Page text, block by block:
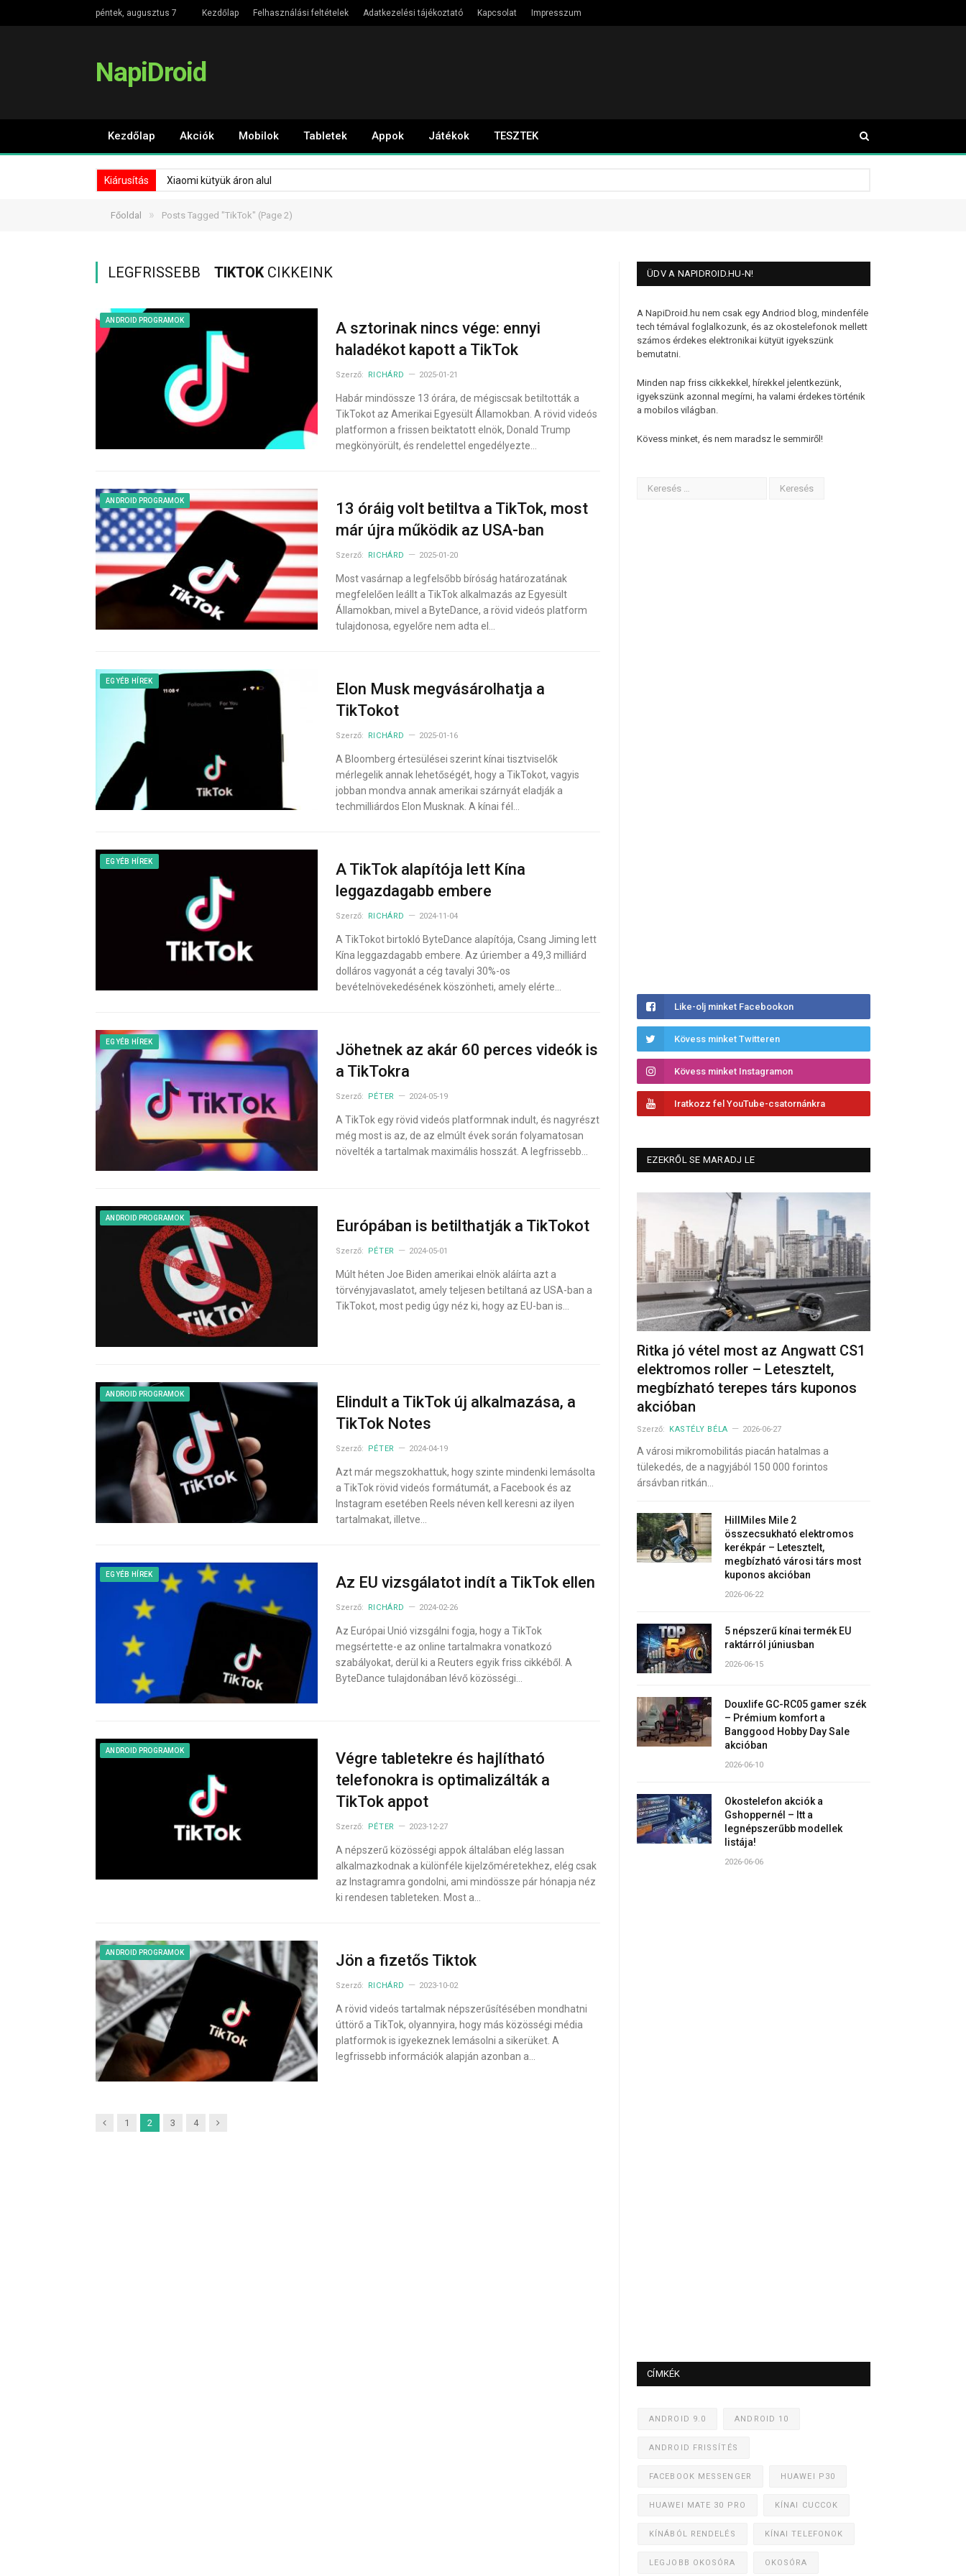
péntek, augusztus 7 Kezdőlap Felhasználási feltételek Adatkezelési tájékoztató Kapcsolat Impresszum
NapiDroid
Kezdőlap Akciók Mobilok Tabletek Appok Játékok TESZTEK
Kiárusítás Xiaomi kütyük áron alul
Főoldal » Posts Tagged "TikTok" (Page 2)
LEGFRISSEBB TIKTOKCIKKEINK
ANDROID PROGRAMOK
A sztorinak nincs vége: ennyi
haladékot kapott a TikTok
Szerző: RICHÁRD 2025-01-21
Habár mindössze 13 órára, de mégiscsak betiltották a
TikTokot az Amerikai Egyesült Államokban. A rövid videós
platformon a frissen beiktatott elnök, Donald Trump
megkönyörült, és rendelettel engedélyezte…
ANDROID PROGRAMOK
13 óráig volt betiltva a TikTok, most
már újra működik az USA-ban
Szerző: RICHÁRD 2025-01-20
Most vasárnap a legfelsőbb bíróság határozatának
megfelelően leállt a TikTok alkalmazás az Egyesült
Államokban, mivel a ByteDance, a rövid videós platform
tulajdonosa, egyelőre nem adta el…
EGYÉB HÍREK
Elon Musk megvásárolhatja a
TikTokot
Szerző: RICHÁRD 2025-01-16
A Bloomberg értesülései szerint kínai tisztviselők
mérlegelik annak lehetőségét, hogy a TikTokot, vagyis
jobban mondva annak amerikai szárnyát eladják a
techmilliárdos Elon Musknak. A kínai fél…
EGYÉB HÍREK
A TikTok alapítója lett Kína
leggazdagabb embere
Szerző: RICHÁRD 2024-11-04
A TikTokot birtokló ByteDance alapítója, Csang Jiming lett
Kína leggazdagabb embere. Az úriember a 49,3 milliárd
dolláros vagyonát a cég tavalyi 30%-os
bevételnövekedésének köszönheti, amely elérte…
EGYÉB HÍREK
Jöhetnek az akár 60 perces videók is
a TikTokra
Szerző: PÉTER 2024-05-19
A TikTok egy rövid videós platformnak indult, és nagyrészt
még most is az, de az elmúlt évek során folyamatosan
növelték a tartalmak maximális hosszát. A legfrissebb…
ANDROID PROGRAMOK Európában is betilthatják a TikTokot
Szerző: PÉTER 2024-05-01
Múlt héten Joe Biden amerikai elnök aláírta azt a
törvényjavaslatot, amely teljesen betiltaná az USA-ban a
TikTokot, most pedig úgy néz ki, hogy az EU-ban is…
ANDROID PROGRAMOK
Elindult a TikTok új alkalmazása, a
TikTok Notes
Szerző: PÉTER 2024-04-19
Azt már megszokhattuk, hogy szinte mindenki lemásolta
a TikTok rövid videós formátumát, a Facebook és az
Instagram esetében Reels néven kell keresni az ilyen
tartalmakat, illetve…
EGYÉB HÍREK Az EU vizsgálatot indít a TikTok ellen
Szerző: RICHÁRD 2024-02-26
Az Európai Unió vizsgálni fogja, hogy a TikTok
megsértette-e az online tartalmakra vonatkozó
szabályokat, derül ki a Reuters egyik friss cikkéből. A
ByteDance tulajdonában lévő közösségi…
ANDROID PROGRAMOK
Végre tabletekre és hajlítható
telefonokra is optimalizálták a
TikTok appot
Szerző: PÉTER 2023-12-27
A népszerű közösségi appok általában elég lassan
alkalmazkodnak a különféle kijelzőméretekhez, elég csak
az Instagramra gondolni, ami mindössze pár hónapja néz
ki rendesen tableteken. Most a…
ANDROID PROGRAMOK Jön a fizetős Tiktok
Szerző: RICHÁRD 2023-10-02
A rövid videós tartalmak népszerűsítésében mondhatni
úttörő a TikTok, olyannyira, hogy más közösségi média
platformok is igyekeznek lemásolni a sikerüket. A
legfrissebb információk alapján azonban a…
Previous
1 2 3 4 Next
ÜDV A NAPIDROID.HU-N!
A NapiDroid.hu nem csak egy Andriod blog, mindenféle
tech témával foglalkozunk, és az okostelefonok mellett
számos érdekes elektronikai kütyüt igyekszünk
bemutatni.
Minden nap friss cikkekkel, hírekkel jelentkezünk,
igyekszünk azonnal megírni, ha valami érdekes történik
a mobilos világban.
Kövess minket, és nem maradsz le semmiről!
Like-olj minket Facebookon
Kövess minket Twitteren
Kövess minket Instagramon
Iratkozz fel YouTube-csatornánkra
EZEKRŐL SE MARADJ LE
Ritka jó vétel most az Angwatt CS1
elektromos roller – Letesztelt,
megbízható terepes társ kuponos
akcióban
Szerző: KASTÉLY BÉLA 2026-06-27
A városi mikromobilitás piacán hatalmas a
tülekedés, de a nagyjából 150 000 forintos
ársávban ritkán…
HillMiles Mile 2
összecsukható elektromos
kerékpár – Letesztelt,
megbízható városi társ most
kuponos akcióban
2026-06-22
5 népszerű kínai termék EU
raktárról júniusban
2026-06-15
Douxlife GC-RC05 gamer szék
– Prémium komfort a
Banggood Hobby Day Sale
akcióban
2026-06-10
Okostelefon akciók a
Gshoppernél – Itt a
legnépszerűbb modellek
listája!
2026-06-06
CÍMKÉK
ANDROID 9.0 ANDROID 10
ANDROID FRISSÍTÉS
FACEBOOK MESSENGER HUAWEI P30
HUAWEI MATE 30 PRO KÍNAI CUCCOK
KÍNÁBÓL RENDELÉS KÍNAI TELEFONOK
LEGJOBB OKOSÓRA OKOSÓRA